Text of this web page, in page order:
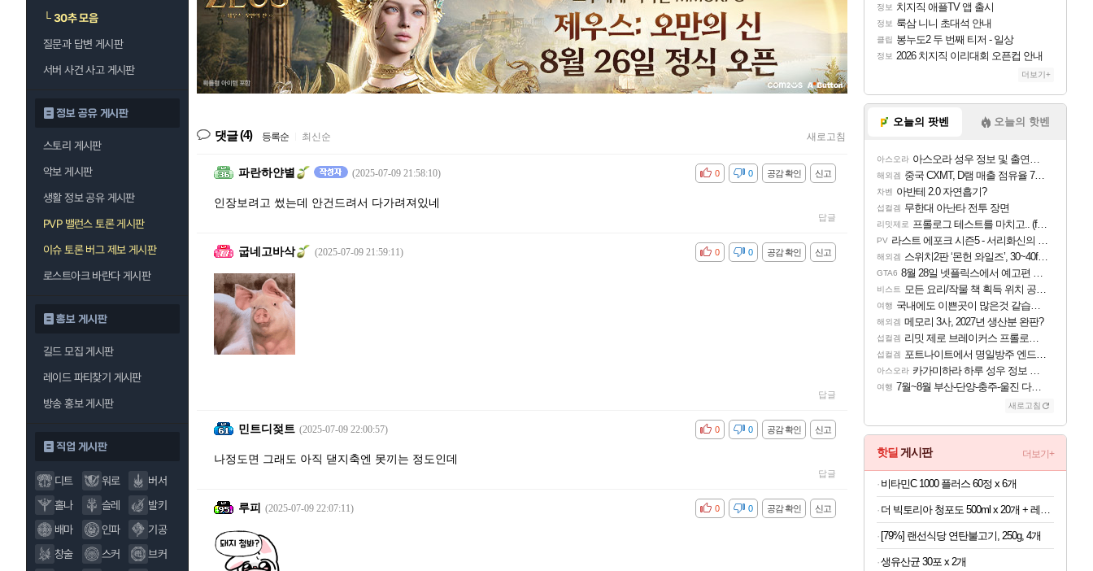
└30추 모음
질문과 답변 게시판
서버 사건 사고 게시판
정보 공유 게시판
스토리 게시판
악보 게시판
생활 정보 공유 게시판
PVP 밸런스 토론 게시판
이슈 토론 버그 제보 게시판
로스트아크 바란다 게시판
홍보 게시판
길드 모집 게시판
레이드 파티찾기 게시판
방송 홍보 게시판
직업 게시판
디트 워로
버서
홀나
슬레
발키
배마
인파
기공
창술
스커
브커
댓글(4) 등록순 최신순 새로고침
파란하얀별 (2025-07-09 21:58:10) 신고
공감 확인
비공감 0
0
인장보려고 썼는데 안건드려서 다가려져있네
답글
굽네고바삭 (2025-07-09 21:59:11) 신고
공감 확인
비공감 0
0
답글
민트디젖트 (2025-07-09 22:00:57) 신고
공감 확인
비공감 0
0
나정도면 그래도 아직 댇지축엔 못끼는 정도인데
답글
루피 (2025-07-09 22:07:11) 신고
공감 확인
비공감 0
0
정보 치지직 애플TV 앱 출시
정보 룩삼 니니 초대석 안내
클립 봉누도2 두 번째 티저 - 일상
정보 2026 치지직 이리대회 오픈컵 안내
더보기+
오늘의 팟벤 오늘의 핫벤
아스오라 아스오라 성우 정보 및 출연작 모음
해외겜 중국 CXMT, D램 매출 점유율 7%…글로벌 4위로 부상
차벤 아반테 2.0 자연흡기?
섭컬겜 무한대 아난타 전투 장면
리밋제로 프롤로그 테스트를 마치고.. (feat. 리아)
PV 라스트 에포크 시즌5 - 서리화신의 분노 티저
해외겜 스위치2판 ‘몬헌 와일즈’, 30~40fps 목표 추정
GTA6 8월 28일 넷플릭스에서 예고편 공개 예정
비스트 모든 요리/작물 책 획득 위치 공략 (36개) - 미식가 도전과제
여행 국내에도 이쁜곳이 많은것 같습니다
해외겜 메모리 3사, 2027년 생산분 완판?
섭컬겜 리밋 제로 브레이커스 프롤로그 테스트 후기 영상 업로드
섭컬겜 포트나이트에서 명일방주 엔드필드 [펠리카] 판매 예정
아스오라 카가미하라 하루 성우 정보 및 주요 필모
여행 7월~8월 부산-단양-충주-울진 다녀왔어요~
새로고침
핫딜 게시판 더보기+
비타민C 1000 플러스 60정 x 6개
[79%] 랜선식당 연탄불고기, 250g, 4개
생유산균 30포 x 2개